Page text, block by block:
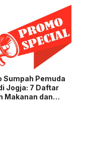
Sumpah Pemuda
Jogja: 7 Daftar
Makanan dan